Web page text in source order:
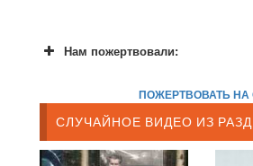
Нам пожертвовали:
ПОЖЕРТВОВАТЬ НА
СЛУЧАЙНОЕ ВИДЕО ИЗ